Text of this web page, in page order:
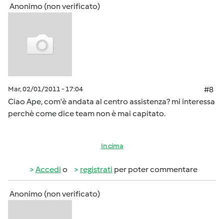
Anonimo (non verificato)
Mar, 02/01/2011 - 17:04
#8
Ciao Ape, com'è andata al centro assistenza? mi interessa
perchè come dice team non è mai capitato.
In cima
Accedi o registrati per poter commentare
Anonimo (non verificato)